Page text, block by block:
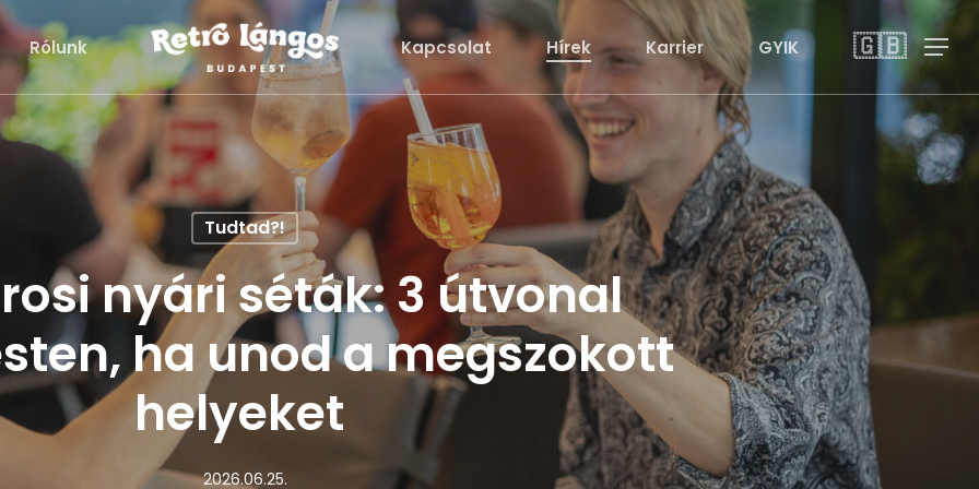
Rólunk Kapcsolat Hírek Karrier GYIK 🇬🇧 Menu
Tudtad?!
nyári séták: 3 útvonal
ha unod a megszokott
helyeket
2026.06.25.